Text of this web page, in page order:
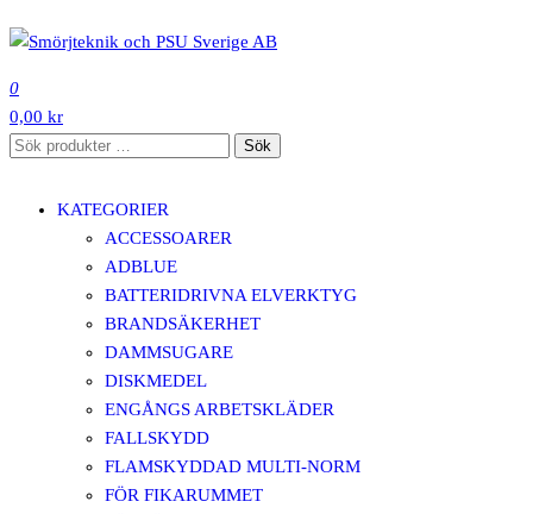
till
innehåll
0
0,00 kr
Sök
Sök
KATEGORIER
ACCESSOARER
ADBLUE
BATTERIDRIVNA ELVERKTYG
BRANDSÄKERHET
DAMMSUGARE
DISKMEDEL
ENGÅNGS ARBETSKLÄDER
FALLSKYDD
FLAMSKYDDAD MULTI-NORM
FÖR FIKARUMMET